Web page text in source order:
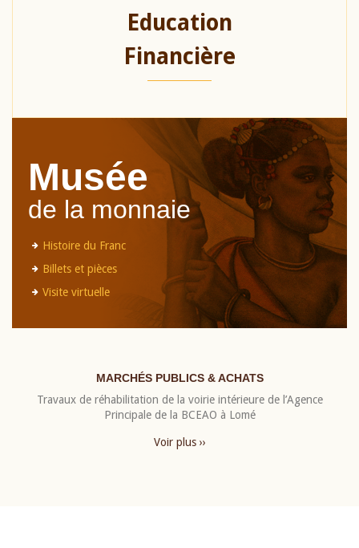
Education
Financière
Musée
de la monnaie
Histoire du Franc
Billets et pièces
Visite virtuelle
MARCHÉS PUBLICS & ACHATS
Travaux de réhabilitation de la voirie intérieure de l’Agence
Principale de la BCEAO à Lomé
Voir plus ››